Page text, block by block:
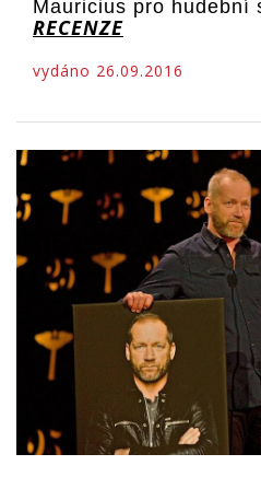
Mauricius pro hudební
RECENZE
vydáno 26.09.2016